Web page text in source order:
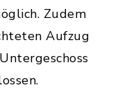
Zudem
Aufzug